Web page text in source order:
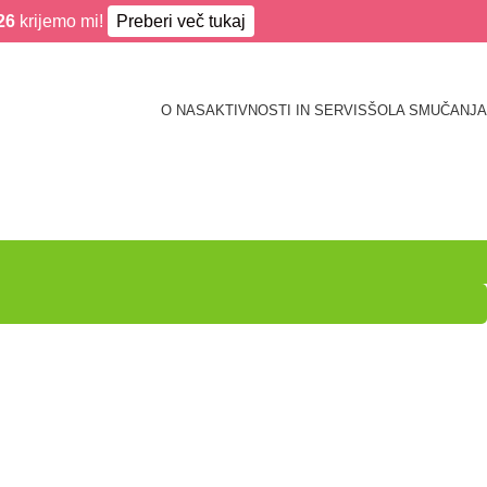
krijemo mi! Preberi več tukaj
O NASAKTIVNOSTI IN SERVISŠOLA SMUČANJA